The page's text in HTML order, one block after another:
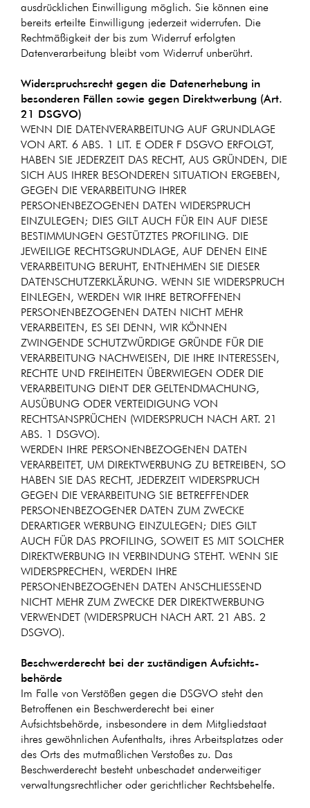
ausdrücklichen Einwilligung möglich. Sie können eine
bereits erteilte Einwilligung jederzeit widerrufen. Die
Rechtmäßigkeit der bis zum Widerruf erfolgten
Datenverarbeitung bleibt vom Widerruf unberührt.
Widerspruchsrecht gegen die Datenerhebung in
besonderen Fällen sowie gegen Direktwerbung (Art.
21 DSGVO)
WENN DIE DATENVERARBEITUNG AUF GRUNDLAGE
VON ART. 6 ABS. 1 LIT. E ODER F DSGVO ERFOLGT,
HABEN SIE JEDERZEIT DAS RECHT, AUS GRÜNDEN, DIE
SICH AUS IHRER BESONDEREN SITUATION ERGEBEN,
GEGEN DIE VERARBEITUNG IHRER
PERSONENBEZOGENEN DATEN WIDERSPRUCH
EINZULEGEN; DIES GILT AUCH FÜR EIN AUF DIESE
BESTIMMUNGEN GESTÜTZTES PROFILING. DIE
JEWEILIGE RECHTSGRUNDLAGE, AUF DENEN EINE
VERARBEITUNG BERUHT, ENTNEHMEN SIE DIESER
DATENSCHUTZERKLÄRUNG. WENN SIE WIDERSPRUCH
EINLEGEN, WERDEN WIR IHRE BETROFFENEN
PERSONENBEZOGENEN DATEN NICHT MEHR
VERARBEITEN, ES SEI DENN, WIR KÖNNEN
ZWINGENDE SCHUTZWÜRDIGE GRÜNDE FÜR DIE
VERARBEITUNG NACHWEISEN, DIE IHRE INTERESSEN,
RECHTE UND FREIHEITEN ÜBERWIEGEN ODER DIE
VERARBEITUNG DIENT DER GELTENDMACHUNG,
AUSÜBUNG ODER VERTEIDIGUNG VON
RECHTSANSPRÜCHEN (WIDERSPRUCH NACH ART. 21
ABS. 1 DSGVO).
WERDEN IHRE PERSONENBEZOGENEN DATEN
VERARBEITET, UM DIREKTWERBUNG ZU BETREIBEN, SO
HABEN SIE DAS RECHT, JEDERZEIT WIDERSPRUCH
GEGEN DIE VERARBEITUNG SIE BETREFFENDER
PERSONENBEZOGENER DATEN ZUM ZWECKE
DERARTIGER WERBUNG EINZULEGEN; DIES GILT
AUCH FÜR DAS PROFILING, SOWEIT ES MIT SOLCHER
DIREKTWERBUNG IN VERBINDUNG STEHT. WENN SIE
WIDERSPRECHEN, WERDEN IHRE
PERSONENBEZOGENEN DATEN ANSCHLIESSEND
NICHT MEHR ZUM ZWECKE DER DIREKTWERBUNG
VERWENDET (WIDERSPRUCH NACH ART. 21 ABS. 2
DSGVO).
Beschwerde­recht bei der zuständigen Aufsichts­
behörde
Im Falle von Verstößen gegen die DSGVO steht den
Betroffenen ein Beschwerderecht bei einer
Aufsichtsbehörde, insbesondere in dem Mitgliedstaat
ihres gewöhnlichen Aufenthalts, ihres Arbeitsplatzes oder
des Orts des mutmaßlichen Verstoßes zu. Das
Beschwerderecht besteht unbeschadet anderweitiger
verwaltungsrechtlicher oder gerichtlicher Rechtsbehelfe.